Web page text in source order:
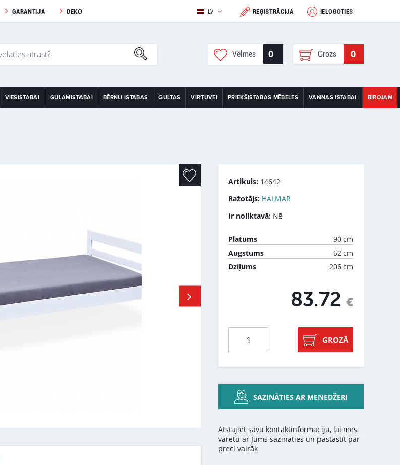
GARANTIJA DEKO LV REĢISTRĀCIJA IELOGOTIES
Vēlmes 0 Grozs 0
VIESISTABAI GUĻAMISTABAI BĒRNU ISTABAS GULTAS VIRTUVEI PRIEKŠISTABAS MĒBELES VANNAS ISTABAI BIROJAM
Artikuls: 14642
Ražotājs: HALMAR
Ir noliktavā: Nē
Platums
90 cm
Augstums
62 cm
Dziļums
206 cm
83.72 €
GROZĀ
SAZINĀTIES AR MENEDŽERI
Atstājiet savu kontaktinformāciju, lai mēs
varētu ar Jums sazināties un pastāstīt par
preci vairāk